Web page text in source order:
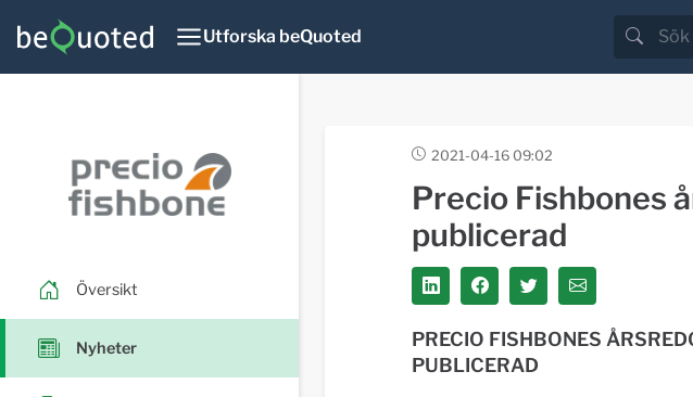
Utforska beQuoted
Översikt
Nyheter
2021-04-16 09:02
Precio Fishbones
publicerad
PRECIO FISHBONES
PUBLICERAD